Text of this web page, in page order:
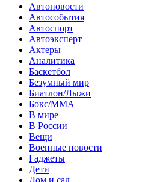
Автоновости
Автособытия
Автоспорт
Автоэксперт
Актеры
Аналитика
Баскетбол
Безумный мир
Биатлон/Лыжи
Бокс/MMA
В мире
В России
Вещи
Военные новости
Гаджеты
Дети
Дом и сад